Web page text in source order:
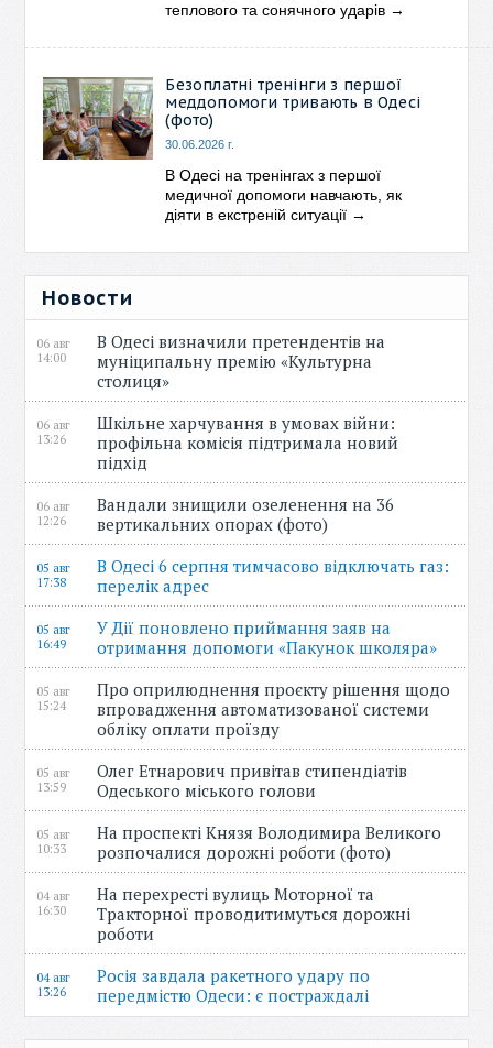
теплового та сонячного ударів →
Безоплатні тренінги з першої
меддопомоги тривають в Одесі
(фото)
30.06.2026 г.
В Одесі на тренінгах з першої
медичної допомоги навчають, як
діяти в екстреній ситуації →
Новости
06 авг
14:00
В Одесі визначили претендентів на
муніципальну премію «Культурна
столиця»
06 авг
13:26
Шкільне харчування в умовах війни:
профільна комісія підтримала новий
підхід
06 авг
12:26
Вандали знищили озеленення на 36
вертикальних опорах (фото)
05 авг
17:38
В Одесі 6 серпня тимчасово відключать газ:
перелік адрес
05 авг
16:49
У Дії поновлено приймання заяв на
отримання допомоги «Пакунок школяра»
05 авг
15:24
Про оприлюднення проєкту рішення щодо
впровадження автоматизованої системи
обліку оплати проїзду
05 авг
13:59
Олег Етнарович привітав стипендіатів
Одеського міського голови
05 авг
10:33
На проспекті Князя Володимира Великого
розпочалися дорожні роботи (фото)
04 авг
16:30
На перехресті вулиць Моторної та
Тракторної проводитимуться дорожні
роботи
04 авг
13:26
Росія завдала ракетного удару по
передмістю Одеси: є постраждалі